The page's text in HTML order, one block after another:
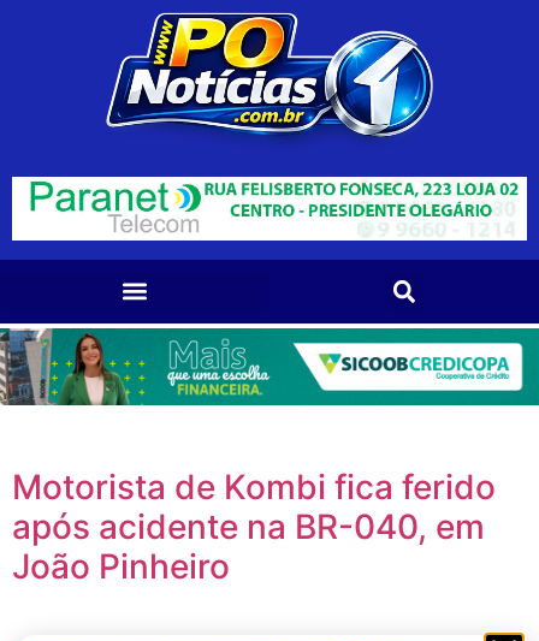
Motorista de Kombi fica ferido
após acidente na BR-040, em
João Pinheiro